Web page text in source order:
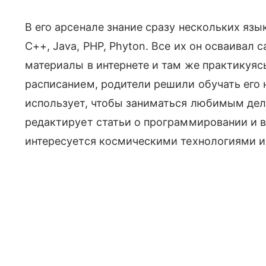
В его арсенале знание сразу нескольких
C++, Java, PHP, Phyton. Все их он осваивал
материалы в интернете и там же
расписанием, родители решили обучать
использует, чтобы заниматься любимым
редактирует статьи о программировании и
интересуется космическими технологиями